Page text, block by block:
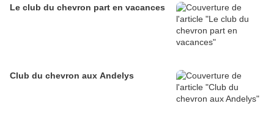
Le club du chevron part en vacances
Club du chevron aux Andelys